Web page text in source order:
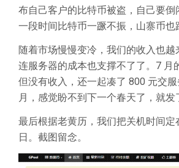
布自己客户的比特币被盗，自己要倒
一段时间比特币一蹶不振，山寨币也
随着市场慢慢变冷，我们的收入也越
连服务器的成本也支撑不了了。7 月
但没有收入，还一起凑了 800 元交
月，感觉盼不到下一个春天了，就发
最后根据老黄历，我们把关机时间定
日。截图留念。